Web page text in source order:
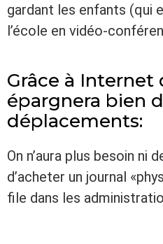
gardant les enfants (qui
l’école en vidéo-
Grâce à Internet
épargnera bien
déplacements:
On n’aura plus besoin ni
d’acheter un journal
file dans les